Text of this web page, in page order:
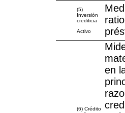
(5)
Inversión
crediticia
Activo
(6) Crédito
en